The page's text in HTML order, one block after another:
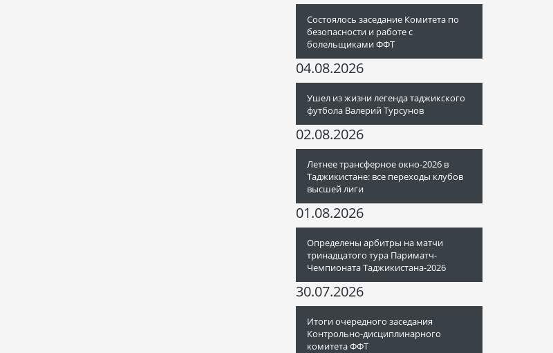
Состоялось заседание Комитета по
безопасности и работе с
болельщиками ФФТ
04.08.2026
Ушел из жизни легенда таджикского
футбола Валерий Турсунов
02.08.2026
Летнее трансферное окно-2026 в
Таджикистане: все переходы клубов
высшей лиги
01.08.2026
Определены арбитры на матчи
тринадцатого тура Париматч-
Чемпионата Таджикистана-2026
30.07.2026
Итоги очередного заседания
Контрольно-дисциплинарного
комитета ФФТ